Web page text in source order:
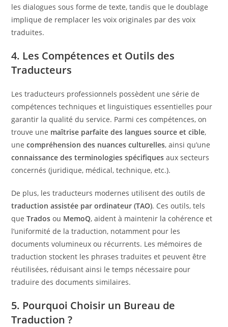
les dialogues sous forme de texte, tandis que le doublage
implique de remplacer les voix originales par des voix
traduites.
4. Les Compétences et Outils des
Traducteurs
Les traducteurs professionnels possèdent une série de
compétences techniques et linguistiques essentielles pour
garantir la qualité du service. Parmi ces compétences, on
trouve une maîtrise parfaite des langues source et cible,
unecompréhension des nuances culturelles, ainsi qu’une
connaissance des terminologies spécifiques aux secteurs
concernés (juridique, médical, technique, etc.).
De plus, les traducteurs modernes utilisent des outils de
traduction assistée par ordinateur (TAO). Ces outils, tels
queTrados ou MemoQ, aident à maintenir la cohérence et
l’uniformité de la traduction, notamment pour les
documents volumineux ou récurrents. Les mémoires de
traduction stockent les phrases traduites et peuvent être
réutilisées, réduisant ainsi le temps nécessaire pour
traduire des documents similaires.
5. Pourquoi Choisir un Bureau de
Traduction ?